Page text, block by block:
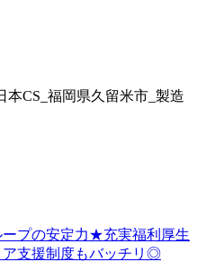
CS_福岡県久留米市_製造
ープの安定力★充実福利厚生
ア支援制度もバッチリ◎